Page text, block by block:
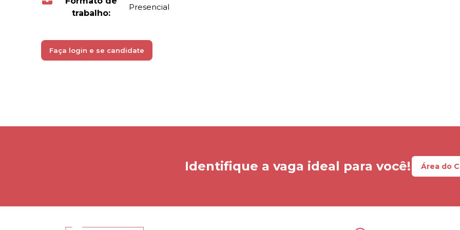
trabalho:
Presencial
Faça login e se candidate
Identifique a vaga ideal para você! Área do